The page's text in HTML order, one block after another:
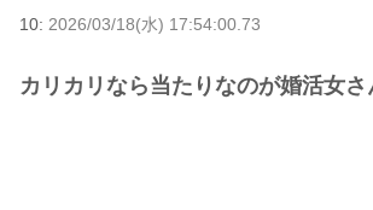
10: 2026/03/18(水) 17:54:00.73
カリカリなら当たりなのが婚活女さ